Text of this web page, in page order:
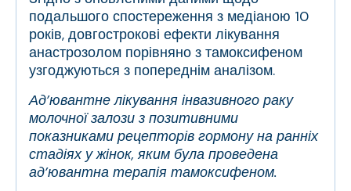
подальшого спостереження з медіаною 10
років, довгострокові ефекти лікування
анастрозолом порівняно з тамоксифеном
узгоджуються з попереднім аналізом.
Ад’ювантне лікування інвазивного раку
молочної залози з позитивними
показниками рецепторів гормону на ранніх
стадіях у жінок, яким була проведена
ад’ювантна терапія тамоксифеном.